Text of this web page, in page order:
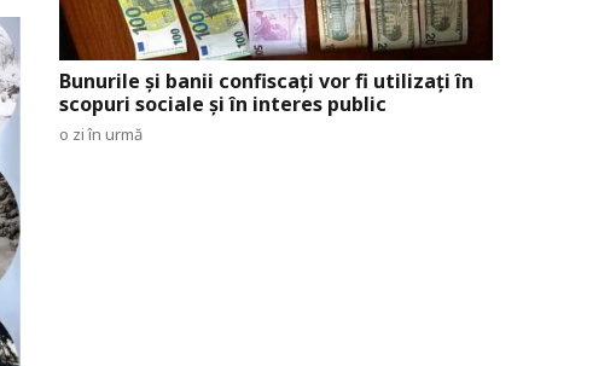
Bunurile și banii confiscați vor fi utilizați în
scopuri sociale și în interes public
o zi în urmă